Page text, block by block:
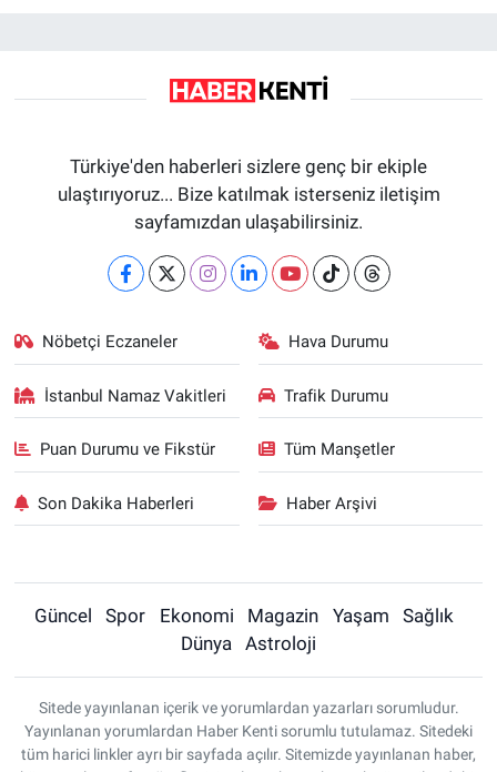
Türkiye'den haberleri sizlere genç bir ekiple
ulaştırıyoruz... Bize katılmak isterseniz iletişim
sayfamızdan ulaşabilirsiniz.
Nöbetçi Eczaneler Hava Durumu
İstanbul Namaz Vakitleri Trafik Durumu
Puan Durumu ve Fikstür Tüm Manşetler
Son Dakika Haberleri Haber Arşivi
Güncel Spor Ekonomi Magazin Yaşam
Sağlık
Dünya
Astroloji
Sitede yayınlanan içerik ve yorumlardan yazarları sorumludur.
Yayınlanan yorumlardan Haber Kenti sorumlu tutulamaz. Sitedeki
tüm harici linkler ayrı bir sayfada açılır. Sitemizde yayınlanan haber,